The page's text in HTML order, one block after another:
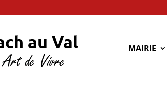
MAIRIE